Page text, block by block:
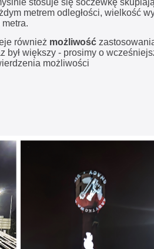
stosuje się soczewkę
metrem odległości, wielkość
metra.
również możliwość
był większy - prosimy o
możliwości